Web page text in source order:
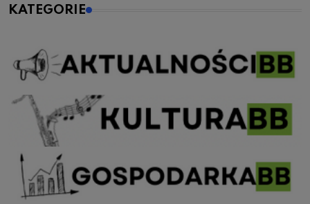
KATEGORIE